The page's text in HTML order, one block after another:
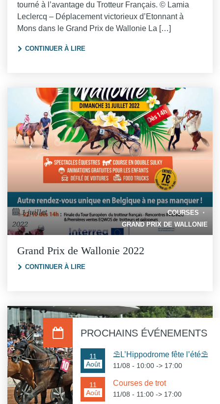
tourné à l’avantage du Trotteur Français. © Lamia
Leclercq – Déplacement victorieux d’Etonnant à
Mons dans le Grand Prix de Wallonie La […]
CONTINUER À LIRE
1 juillet
2022
COURSES
GRAND PRIX DE WALLONIE
Grand Prix de Wallonie 2022
CONTINUER À LIRE
PROCHAINS ÉVÉNEMENTS
Août
11 ⛱️L’Hippodrome fête l’été⛱️
11/08 - 10:00 -> 17:00
Août
11 Courses de trot
11/08 - 11:00 -> 17:00